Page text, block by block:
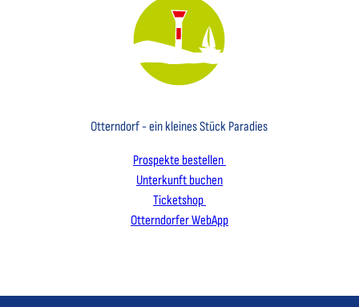
Otterndorf - ein kleines Stück Paradies
Prospekte bestellen
Unterkunft buchen
Ticketshop
Otterndorfer WebApp